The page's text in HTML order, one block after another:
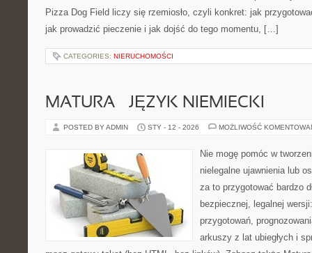
Pizza Dog Field liczy się rzemiosło, czyli konkret: jak
jak prowadzić pieczenie i jak dojść do tego momentu, […]
CATEGORIES: NIERUCHOMOŚCI
MATURA – JĘZYK NIEMIECKI
POSTED BY ADMIN STY - 12 - 2026 MOŻLIWOŚĆ
Nie mogę pomóc w
nielegalne ujawnienia lub
za to przygotować bardzo
bezpiecznej, legalnej
przygotowań,
arkuszy z lat ubiegłych i